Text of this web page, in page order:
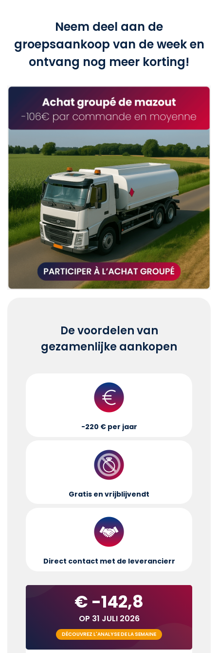
Neem deel aan de
groepsaankoop van de week en
ontvang nog meer korting!
De voordelen van
gezamenlijke aankopen
-220 € per jaar
Gratis en vrijblijvendt
Direct contact met de leverancierr
€ -142,8
OP 31 JULI 2026
DÉCOUVREZ L'ANALYSE DE LA SEMAINE